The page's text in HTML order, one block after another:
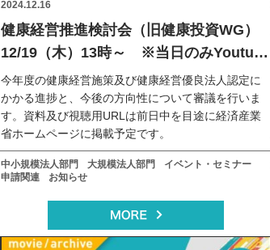
2024.12.16
健康経営推進検討会（旧健康投資WG）
12/19（木）13時～ ※当日のみYoutube
視聴可
今年度の健康経営施策及び健康経営優良法人認定に
かかる進捗と、今後の方向性について審議を行いま
す。資料及び視聴用URLは前日中を目途に経済産業
省ホームページに掲載予定です。
中小規模法人部門 大規模法人部門
イベント・セミナー
申請関連
お知らせ